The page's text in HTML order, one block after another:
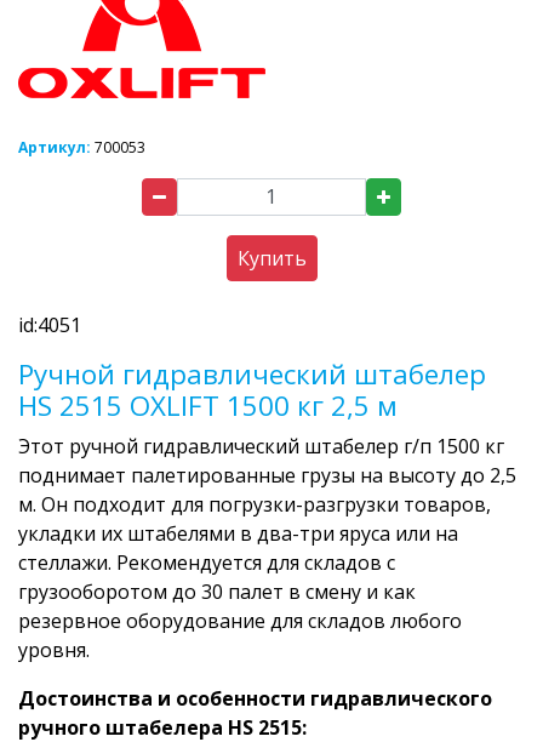
Артикул: 700053
Купить
id:4051
Ручной гидравлический штабелер
HS 2515 OXLIFT 1500 кг 2,5 м
Этот ручной гидравлический штабелер г/п 1500 кг
поднимает палетированные грузы на высоту до 2,5
м. Он подходит для погрузки-разгрузки товаров,
укладки их штабелями в два-три яруса или на
стеллажи. Рекомендуется для складов с
грузооборотом до 30 палет в смену и как
резервное оборудование для складов любого
уровня.
Достоинства и особенности гидравлического
ручного штабелера HS 2515: